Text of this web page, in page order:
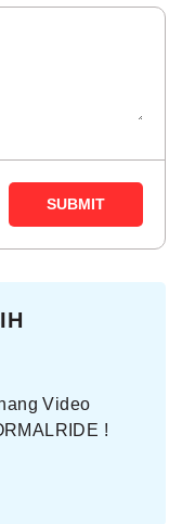
SUBMIT
Video
!